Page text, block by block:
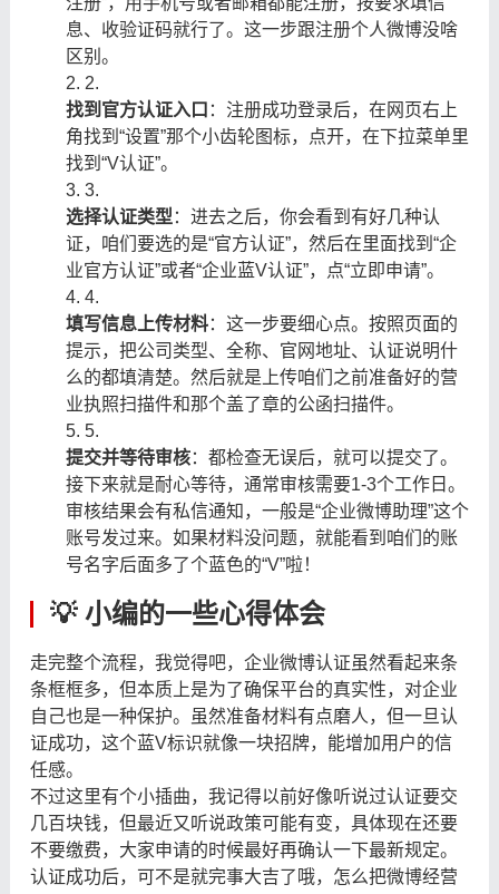
息、收验证码就行了。这一步跟注册个人微博没啥
区别。
2.
找到官方认证入口 ：注册成功登录后，在网页右上
角找到“设置”那个小齿轮图标，点开，在下拉菜单里
找到“V认证”。
3.
选择认证类型 ：进去之后，你会看到有好几种认
证，咱们要选的是“官方认证”，然后在里面找到“企
业官方认证”或者“企业蓝V认证”，点“立即申请”。
4.
填写信息上传材料：这一步要细心点。按照页面的
提示，把公司类型、全称、官网地址、认证说明什
么的都填清楚。然后就是上传咱们之前准备好的营
业执照扫描件和那个盖了章的公函扫描件。
5.
提交并等待审核：都检查无误后，就可以提交了。
接下来就是耐心等待，通常审核需要1-3个工作日。
审核结果会有私信通知，一般是“企业微博助理”这个
账号发过来。如果材料没问题，就能看到咱们的账
号名字后面多了个蓝色的“V”啦！
💡 小编的一些心得体会
走完整个流程，我觉得吧，企业微博认证虽然看起来条
条框框多，但本质上是为了确保平台的真实性，对企业
自己也是一种保护。虽然准备材料有点磨人，但一旦认
证成功，这个蓝V标识就像一块招牌，能增加用户的信
任感。
不过这里有个小插曲，我记得以前好像听说过认证要交
几百块钱，但最近又听说政策可能有变，具体现在还要
不要缴费，大家申请的时候最好再确认一下最新规定。
认证成功后，可不是就完事大吉了哦，怎么把微博经营